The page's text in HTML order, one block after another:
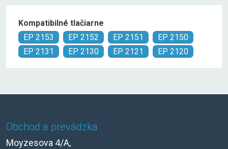
Kompatibilné tlačiarne
EP 2153
EP 2152 EP 2151
EP 2150
EP 2131
EP 2130 EP 2121 EP 2120
Obchod a prevádzka
Moyzesova 4/A,